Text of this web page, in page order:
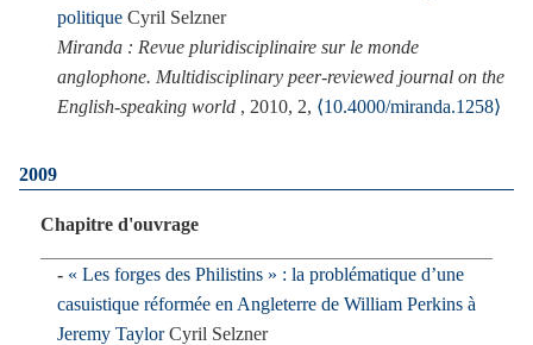
politique Cyril Selzner
Miranda : Revue pluridisciplinaire sur le monde
anglophone. Multidisciplinary peer-reviewed journal on the
English-speaking world , 2010, 2, ⟨10.4000/miranda.1258⟩
2009
Chapitre d'ouvrage
« Les forges des Philistins » : la problématique d’une
casuistique réformée en Angleterre de William Perkins à
Jeremy Taylor Cyril Selzner